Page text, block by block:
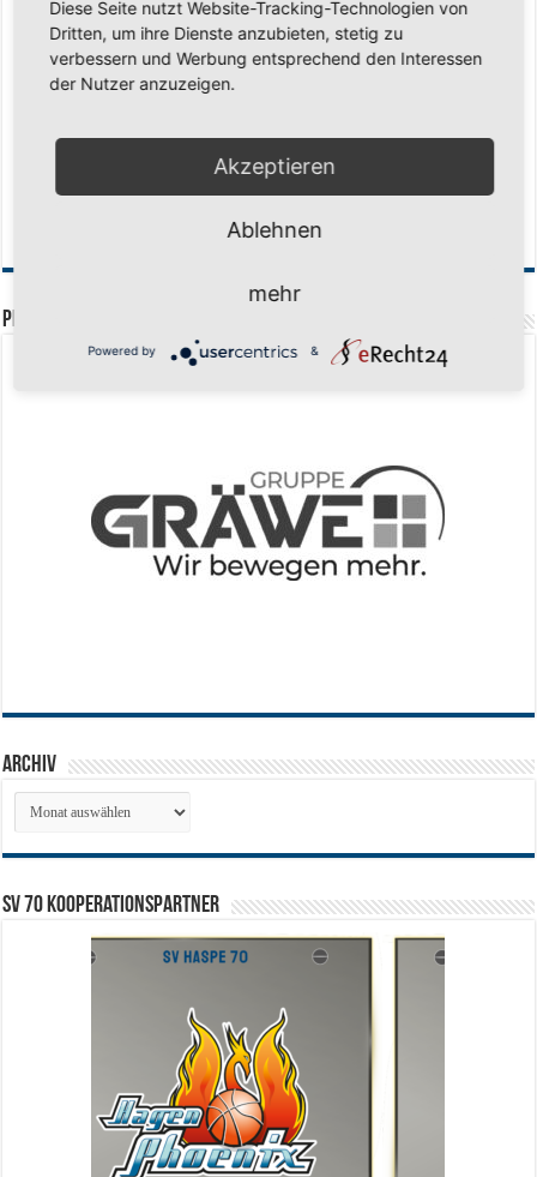
Saison 2026/2027 Trainingszeiten Jugend 15. Mai 2026
Regionalliga-Meister SV Haspe 70 12. Mai 2026
Historischer Triumph in Langen: Ü45 krönt sich zum fünften Mal in Folge
Zum Heimabschluss ein Ausrufezeichen 9. Mai 2026
Mission Titelverteidigung: LOCO Express greift nach dem fünften Titel in
6. Mai 2026
Finale, Teil 2: Alle ins Hasper Ufo 6. Mai 2026
PREMIUMPARTNER
Archiv
Archiv
SV 70 Kooperationspartner
Diese Seite nutzt Website-Tracking-Technologien von
Dritten, um ihre Dienste anzubieten, stetig zu
verbessern und Werbung entsprechend den Interessen
der Nutzer anzuzeigen.
Akzeptieren
Ablehnen
mehr
Powered by &